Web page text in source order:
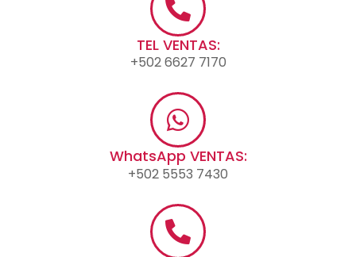
TEL VENTAS:
+502 6627 7170
WhatsApp VENTAS:
+502 5553 7430